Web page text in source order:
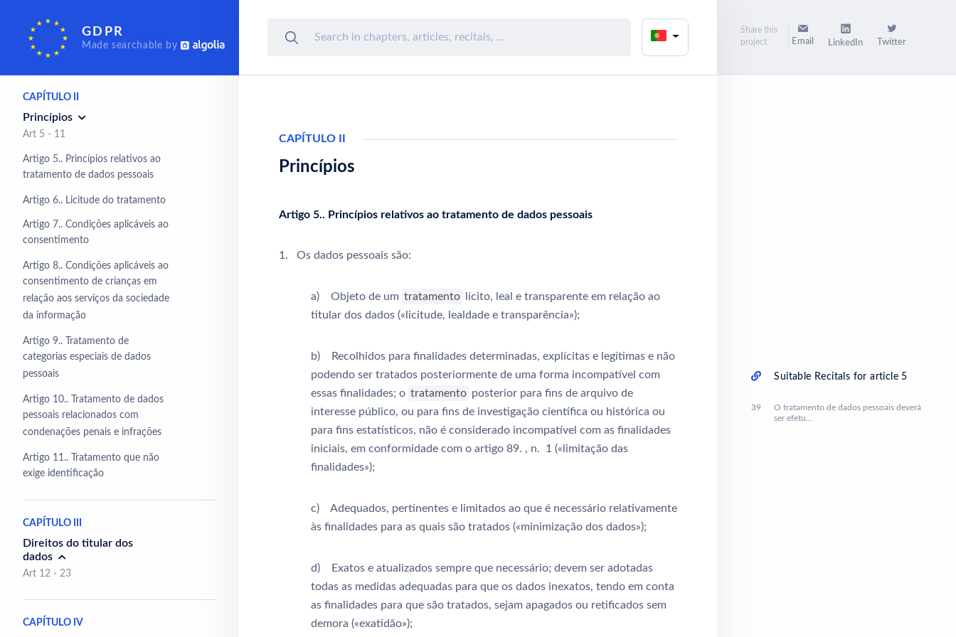
GDPR
Made searchable by
Disposições gerais
Art 1 - 4
CAPÍTULO II
Princípios
Art 5 - 11
Artigo 5.. Princípios relativos ao
tratamento de dados pessoais
Artigo 6.. Licitude do tratamento
Artigo 7.. Condições aplicáveis ao
consentimento
Artigo 8.. Condições aplicáveis ao
consentimento de crianças em
relação aos serviços da sociedade
da informação
Artigo 9.. Tratamento de
categorias especiais de dados
pessoais
Artigo 10.. Tratamento de dados
pessoais relacionados com
condenações penais e infrações
Artigo 11.. Tratamento que não
exige identificação
CAPÍTULO III
Direitos do titular dos
dados
Art 12 - 23
CAPÍTULO IV
CAPÍTULO II
Princípios
Artigo 5.. Princípios relativos ao tratamento de dados pessoais
1. Os dados pessoais são:
a) Objeto de um tratamento
lícito, leal e transparente em relação ao
titular dos dados («licitude, lealdade e transparência»);
b) Recolhidos para finalidades determinadas, explícitas e legítimas e não
podendo ser tratados posteriormente de uma forma incompatível com
essas finalidades; o tratamento posterior para fins de arquivo de
interesse público, ou para fins de investigação científica ou histórica ou
para fins estatísticos, não é considerado incompatível com as finalidades
iniciais, em conformidade com o artigo 89. , n. 1 («limitação das
finalidades»);
c) Adequados, pertinentes e limitados ao que é necessário relativamente
às finalidades para as quais são tratados («minimização dos dados»);
d) Exatos e atualizados sempre que necessário; devem ser adotadas
todas as medidas adequadas para que os dados inexatos, tendo em conta
as finalidades para que são tratados, sejam apagados ou retificados sem
demora («exatidão»);
Share this
project
Email LinkedIn Twitter
Suitable Recitals for article 5
39
O tratamento de dados pessoais deverá
ser efetu...